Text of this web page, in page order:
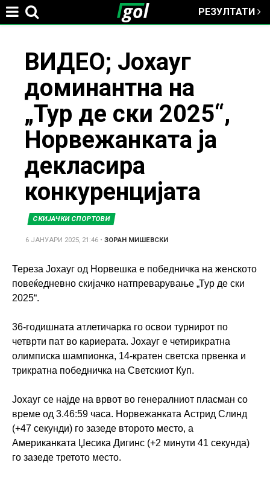
РЕЗУЛТАТИ
ВИДЕО; Јохауг
доминантна на
„Тур де ски 2025“,
Норвежанката ја
декласира
конкуренцијата
СКИЈАЧКИ СПОРТОВИ
6 ЈАНУАРИ 2025, 21:46 •ЗОРАН МИШЕВСКИ
Тереза ​​Јохауг од Норвешка е победничка на женското
повеќедневно скијачко натпреварување „Тур де ски
2025“.
36-годишната атлетичарка го освои турнирот по
четврти пат во кариерата. Јохауг е четирикратна
олимписка шампионка, 14-кратен светска првенка и
трикратна победничка на Светскиот Куп.
Јохауг се најде на врвот во генералниот пласман со
време од 3.46:59 часа. Норвежанката Астрид Слинд
(+47 секунди) го зазеде второто место, а
Американката Џесика Дигинс (+2 минути 41 секунда)
го зазеде третото место.